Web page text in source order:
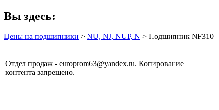
Вы здесь:
Цены на подшипники > NU, NJ, NUP, N > Подшипник NF310
Отдел продаж - europrom63@yandex.ru. Копирование
контента запрещено.